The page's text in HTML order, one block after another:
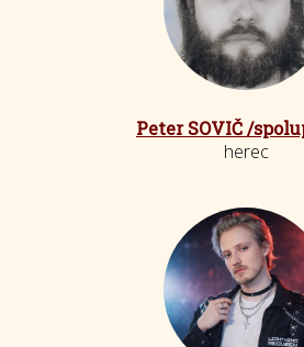
Peter SOVIČ /
herec